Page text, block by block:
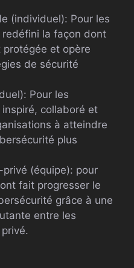
(individuel): Pour les
la façon dont
et opère
de sécurité
Pour les
collaboré et
à atteindre
plus
(équipe): pour
fait progresser le
grâce à une
entre les